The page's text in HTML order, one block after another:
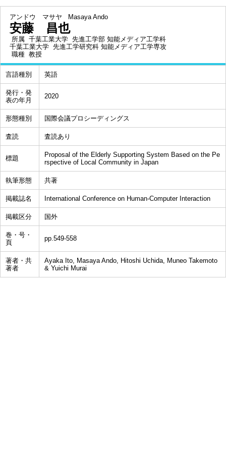
アンドウ マサヤ Masaya Ando
安藤 昌也
所属 千葉工業大学 先進工学部 知能メディア工学科
千葉工業大学 先進工学研究科 知能メディア工学専攻
職種 教授
言語種別 英語
発行・発
表の年月
2020
形態種別 国際会議プロシーディングス
査読 査読あり
標題
Proposal of the Elderly Supporting System Based on the Pe
rspective of Local Community in Japan
執筆形態 共著
掲載誌名 International Conference on Human-Computer Interaction
掲載区分 国外
巻・号・
頁
pp.549-558
著者・共
著者
Ayaka Ito, Masaya Ando, Hitoshi Uchida, Muneo Takemoto
& Yuichi Murai